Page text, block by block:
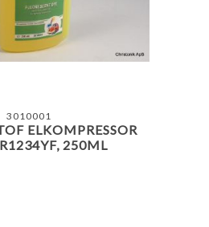
3010001
ELKOMPRESSOR
250ML